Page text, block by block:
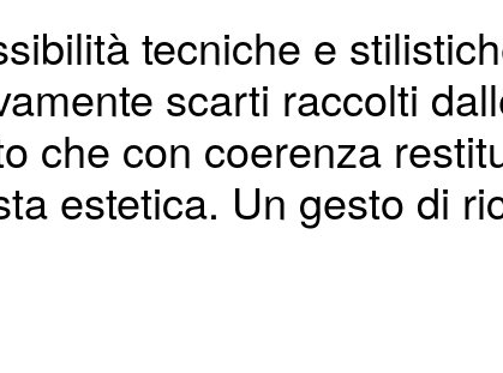
tecniche e
scarti raccolti
che con coerenza
estetica. Un gesto di